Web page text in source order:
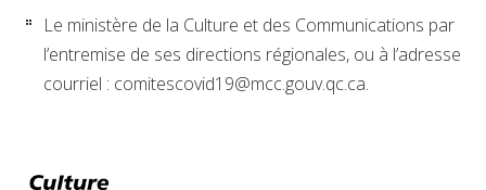
Le ministère de la Culture et des Communications par
l’entremise de ses directions régionales, ou à l’adresse
courriel : comitescovid19@mcc.gouv.qc.ca.